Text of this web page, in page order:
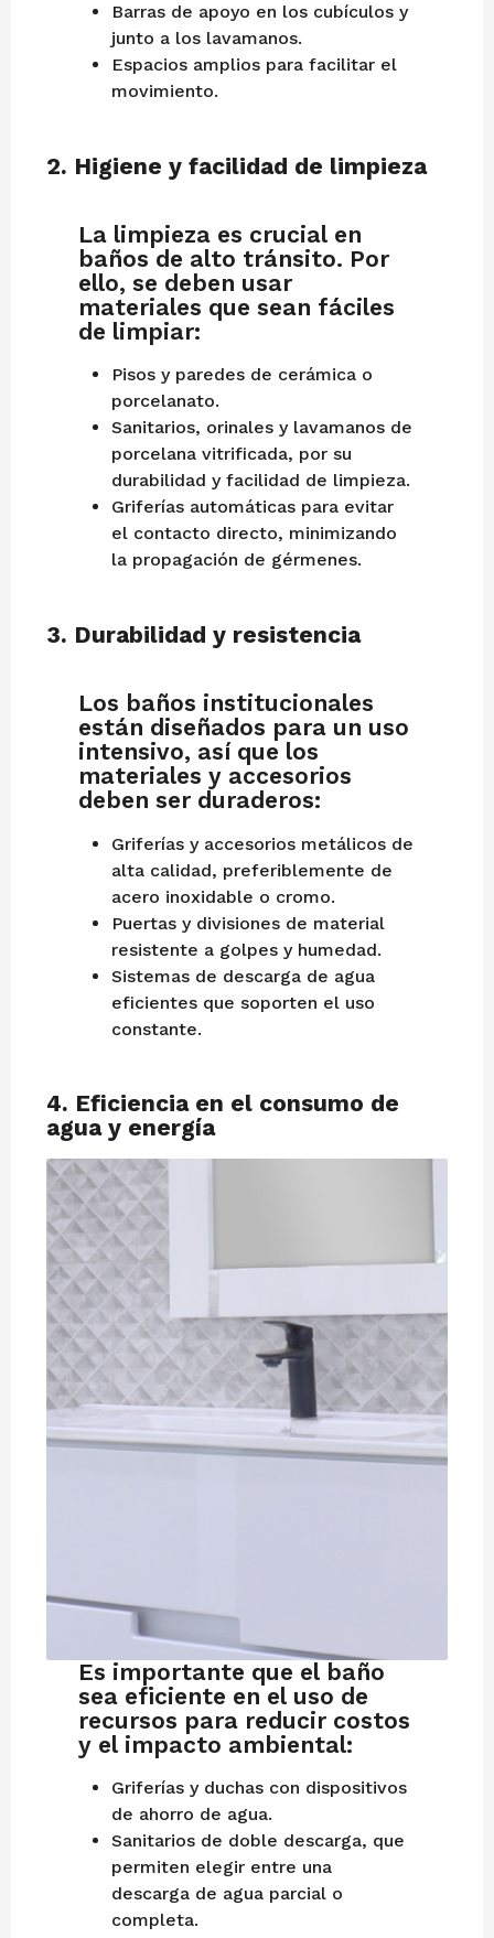
Barras de apoyo en los cubículos y
junto a los lavamanos.
Espacios amplios para facilitar el
movimiento.
2. Higiene y facilidad de limpieza
La limpieza es crucial en
baños de alto tránsito. Por
ello, se deben usar
materiales que sean fáciles
de limpiar:
Pisos y paredes de cerámica o
porcelanato.
Sanitarios, orinales y lavamanos de
porcelana vitrificada, por su
durabilidad y facilidad de limpieza.
Griferías automáticas para evitar
el contacto directo, minimizando
la propagación de gérmenes.
3. Durabilidad y resistencia
Los baños institucionales
están diseñados para un uso
intensivo, así que los
materiales y accesorios
deben ser duraderos:
Griferías y accesorios metálicos de
alta calidad, preferiblemente de
acero inoxidable o cromo.
Puertas y divisiones de material
resistente a golpes y humedad.
Sistemas de descarga de agua
eficientes que soporten el uso
constante.
4. Eficiencia en el consumo de
agua y energía
Es importante que el baño
sea eficiente en el uso de
recursos para reducir costos
y el impacto ambiental:
Griferías y duchas con dispositivos
de ahorro de agua.
Sanitarios de doble descarga, que
permiten elegir entre una
descarga de agua parcial o
completa.